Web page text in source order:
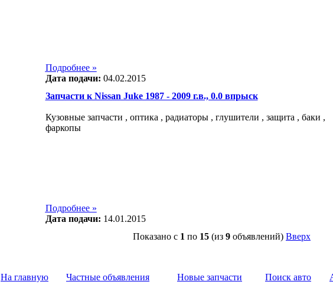
Подробнее »
Дата подачи: 04.02.2015
Запчасти к Nissan Juke 1987 - 2009 г.в., 0.0 впрыск
Кузовные запчасти , оптика , радиаторы , глушители , защита , баки ,
фаркопы
Подробнее »
Дата подачи: 14.01.2015
Показано с 1 по 15 (из 9 объявлений) Вверх
На главную Частные объявления Новые запчасти Поиск авто